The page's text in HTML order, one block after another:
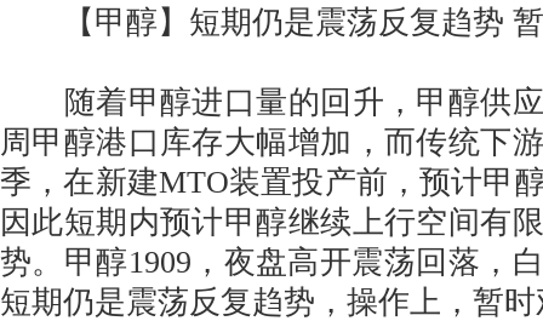
【甲醇】短期仍是震荡反复趋势
随着甲醇进口量的回升，甲醇供应
周甲醇港口库存大幅增加，而传统下
季，在新建MTO装置投产前，预计甲
因此短期内预计甲醇继续上行空间有
势。甲醇1909，夜盘高开震荡回落，
短期仍是震荡反复趋势，操作上，暂